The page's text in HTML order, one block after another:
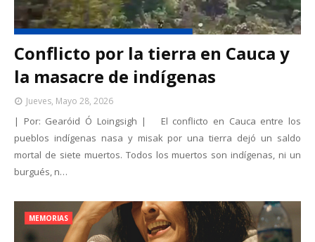
Conflicto por la tierra en Cauca y
la masacre de indígenas
Jueves, Mayo 28, 2026
| Por: Gearóid Ó Loingsigh | El conflicto en Cauca entre los
pueblos indígenas nasa y misak por una tierra dejó un saldo
mortal de siete muertos. Todos los muertos son indígenas, ni un
burgués, n…
MEMORIAS